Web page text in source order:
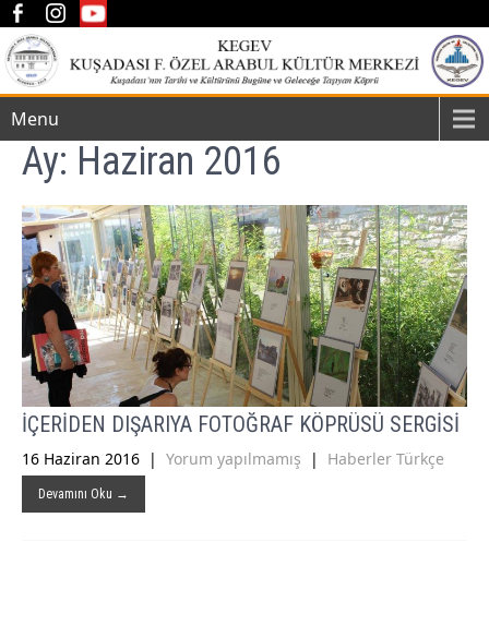
Menu
Ay: Haziran 2016
İÇERİDEN DIŞARIYA FOTOĞRAF KÖPRÜSÜ SERGİSİ
16 Haziran 2016 | Yorum yapılmamış | Haberler Türkçe
Devamını Oku →